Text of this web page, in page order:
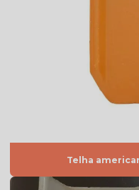
Telha americana por m2
Telha americana mesclada
Telha americana mesclada
Telha